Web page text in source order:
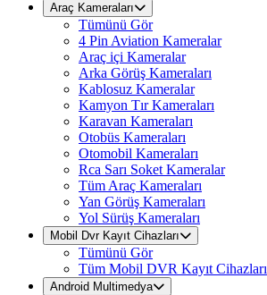
Araç Kameraları
Tümünü Gör
4 Pin Aviation Kameralar
Araç içi Kameralar
Arka Görüş Kameraları
Kablosuz Kameralar
Kamyon Tır Kameraları
Karavan Kameraları
Otobüs Kameraları
Otomobil Kameraları
Rca Sarı Soket Kameralar
Tüm Araç Kameraları
Yan Görüş Kameraları
Yol Sürüş Kameraları
Mobil Dvr Kayıt Cihazları
Tümünü Gör
Tüm Mobil DVR Kayıt Cihazları
Android Multimedya